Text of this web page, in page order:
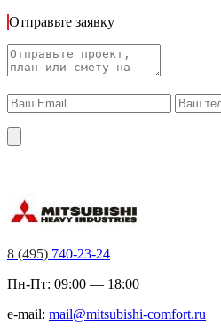
Отправьте заявку
8 (495) 740-23-24
Пн-Пт: 09:00 — 18:00
e-mail: mail@mitsubishi-comfort.ru